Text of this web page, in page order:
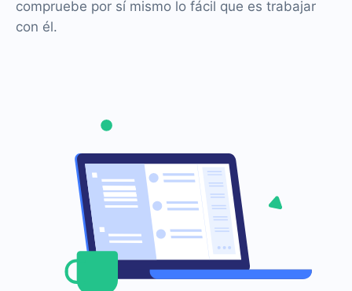
compruebe por sí mismo lo fácil que es trabajar
con él.